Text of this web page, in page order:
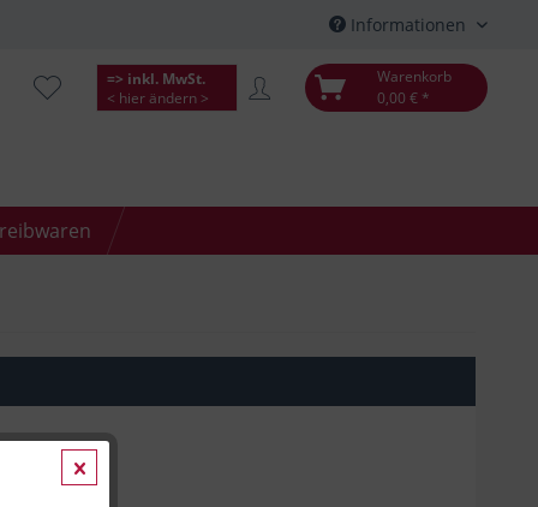
Informationen
=> inkl. MwSt.
< hier ändern >
Warenkorb
0,00 € *